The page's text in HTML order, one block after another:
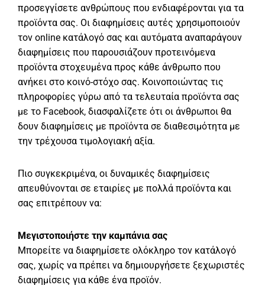
προσεγγίσετε ανθρώπους που ενδιαφέρονται για τα
προϊόντα σας. Οι διαφημίσεις αυτές χρησιμοποιούν
τον online κατάλογό σας και αυτόματα αναπαράγουν
διαφημίσεις που παρουσιάζουν προτεινόμενα
προϊόντα στοχευμένα προς κάθε άνθρωπο που
ανήκει στο κοινό-στόχο σας. Κοινοποιώντας τις
πληροφορίες γύρω από τα τελευταία προϊόντα σας
με το Facebook, διασφαλίζετε ότι οι άνθρωποι θα
δουν διαφημίσεις με προϊόντα σε διαθεσιμότητα με
την τρέχουσα τιμολογιακή αξία.
Πιο συγκεκριμένα, οι δυναμικές διαφημίσεις
απευθύνονται σε εταιρίες με πολλά προϊόντα και
σας επιτρέπουν να:
Μεγιστοποιήστε την καμπάνια σας
Μπορείτε να διαφημίσετε ολόκληρο τον κατάλογό
σας, χωρίς να πρέπει να δημιουργήσετε ξεχωριστές
διαφημίσεις για κάθε ένα προϊόν.